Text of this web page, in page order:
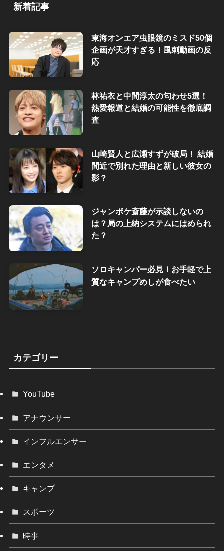
新着記事
東海オンエア虫眼鏡のミスド50個
企画が天才すぎる！風刺動画の反
応
林祐衣と中間淳太の匂わせ5選！
熱愛報道と結婚の可能性を徹底調
査
山崎賢人と広瀬すずが破局！ 結婚
間近で別れた理由と新しい彼女の
影？
ジャンポケ斎藤が示談しないの
は？局の上納システムにはめられ
た？
ソロキャンパー必見！お手軽で上
質なキャンプめしが食べたい
カテゴリー
YouTube
アナウンサー
インフルエンサー
エンタメ
キャンプ
スポーツ
時事